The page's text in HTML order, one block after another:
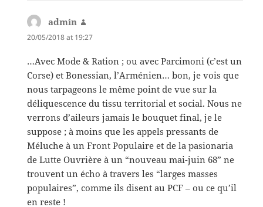
admin
20/05/2018 at 19:27
…Avec Mode & Ration ; ou avec Parcimoni (c’est un
Corse) et Bonessian, l’Arménien… bon, je vois que
nous tarpageons le même point de vue sur la
déliquescence du tissu territorial et social. Nous ne
verrons d’aileurs jamais le bouquet final, je le
suppose ; à moins que les appels pressants de
Méluche à un Front Populaire et de la pasionaria
de Lutte Ouvrière à un “nouveau mai-juin 68” ne
trouvent un écho à travers les “larges masses
populaires”, comme ils disent au PCF – ou ce qu’il
en reste !